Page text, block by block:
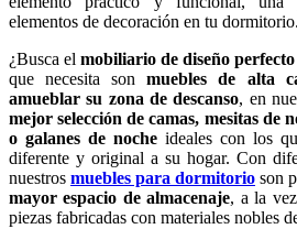
elementos de decoración en tu dormitorio.
¿Busca el mobiliario de diseño
que necesita sonmuebles de alta
amueblar su zona de descanso, en
mejor selección de camas, mesitas de
o galanes de noche ideales con los
diferente y original a su hogar. Con
nuestros muebles para dormitorio son
mayor espacio de almacenaje, a la
piezas fabricadas con materiales nobles